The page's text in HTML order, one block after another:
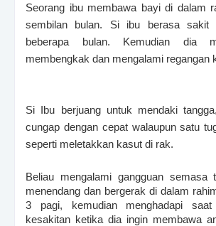
Seorang ibu membawa bayi di dalam
sembilan bulan. Si ibu berasa sakit
beberapa bulan. Kemudian dia
membengkak dan mengalami regangan
Si Ibu berjuang untuk mendaki
cungap dengan cepat walaupun satu
seperti meletakkan kasut di rak.
Beliau mengalami gangguan semasa
menendang dan bergerak di dalam
3 pagi, kemudian menghadapi
kesakitan ketika dia ingin membawa